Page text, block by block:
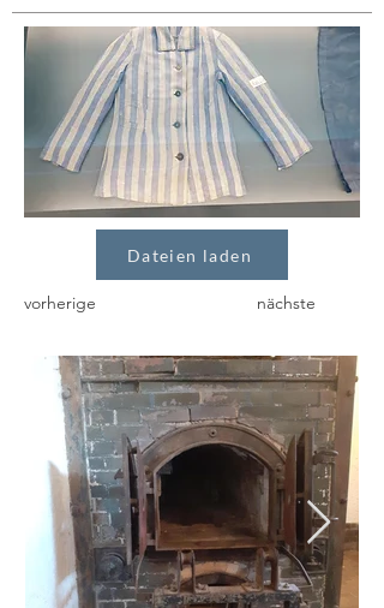
Dateien laden
vorherige nächste